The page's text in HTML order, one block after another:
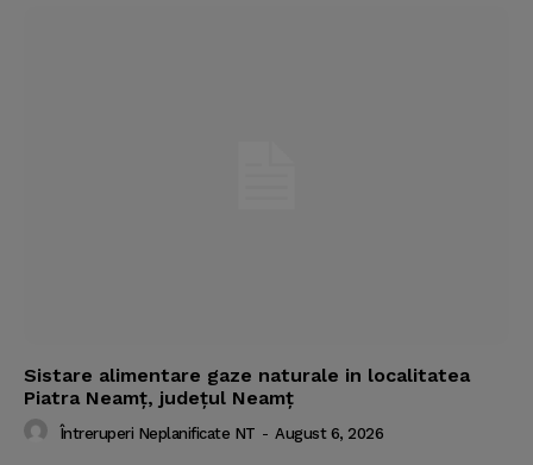
Sistare alimentare gaze naturale in localitatea
Piatra Neamț, județul Neamț
Întreruperi Neplanificate NT - August 6, 2026